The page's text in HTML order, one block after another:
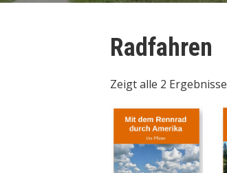
Radfahren
Zeigt alle 2 Ergebnisse